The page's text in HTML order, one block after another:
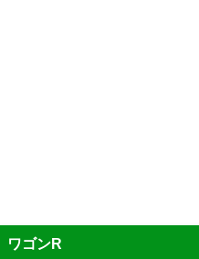
ワゴンR